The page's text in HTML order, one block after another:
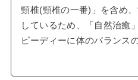
頸椎(頸椎の一番)」を含め
しているため、「自然治癒
ピーディーに体のバランス